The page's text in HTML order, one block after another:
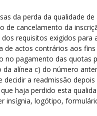
da perda da qualidade de
de cancelamento da
dos requisitos exigidos para
de actos contrários aos
no pagamento das quotas
da alínea c) do número
decidir a readmissão
haja perdido esta
insígnia, logótipo,